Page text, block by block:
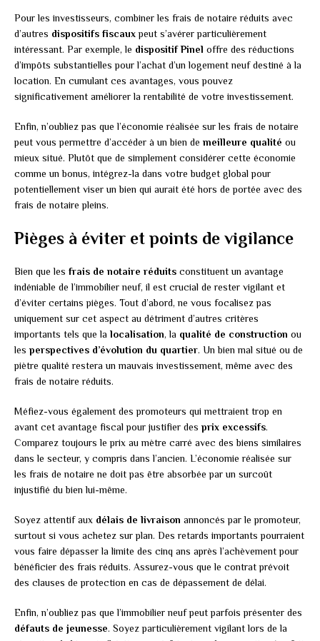
Pour les investisseurs, combiner les frais de notaire réduits avec
d’autres dispositifs fiscauxpeut s’avérer particulièrement
intéressant. Par exemple, le dispositif Pinel offre des réductions
d’impôts substantielles pour l’achat d’un logement neuf destiné à la
location. En cumulant ces avantages, vous pouvez
significativement améliorer la rentabilité de votre investissement.
Enfin, n’oubliez pas que l’économie réalisée sur les frais de notaire
peut vous permettre d’accéder à un bien de meilleure qualité ou
mieux situé. Plutôt que de simplement considérer cette économie
comme un bonus, intégrez-la dans votre budget global pour
potentiellement viser un bien qui aurait été hors de portée avec des
frais de notaire pleins.
Pièges à éviter et points de vigilance
Bien que les frais de notaire réduits constituent un avantage
indéniable de l’immobilier neuf, il est crucial de rester vigilant et
d’éviter certains pièges. Tout d’abord, ne vous focalisez pas
uniquement sur cet aspect au détriment d’autres critères
importants tels que la localisation, la qualité de construction ou
les perspectives d’évolution du quartier. Un bien mal situé ou de
piètre qualité restera un mauvais investissement, même avec des
frais de notaire réduits.
Méfiez-vous également des promoteurs qui mettraient trop en
avant cet avantage fiscal pour justifier des prix excessifs.
Comparez toujours le prix au mètre carré avec des biens similaires
dans le secteur, y compris dans l’ancien. L’économie réalisée sur
les frais de notaire ne doit pas être absorbée par un surcoût
injustifié du bien lui-même.
Soyez attentif aux délais de livraison annoncés par le promoteur,
surtout si vous achetez sur plan. Des retards importants pourraient
vous faire dépasser la limite des cinq ans après l’achèvement pour
bénéficier des frais réduits. Assurez-vous que le contrat prévoit
des clauses de protection en cas de dépassement de délai.
Enfin, n’oubliez pas que l’immobilier neuf peut parfois présenter des
défauts de jeunesse. Soyez particulièrement vigilant lors de la